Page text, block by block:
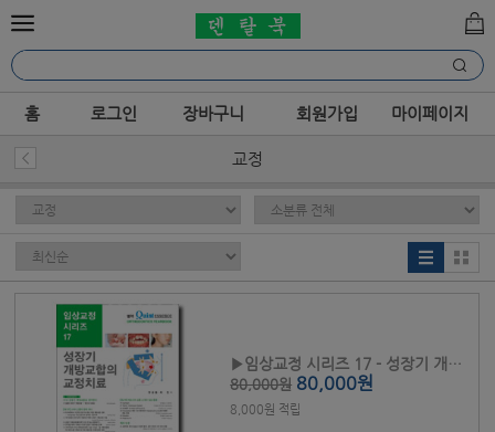
홈 로그인 장바구니 회원가입 마이페이지
교정
▶임상교정 시리즈 17 - 성장기 개방교합을 생각한다
80,000원 80,000원
8,000원 적립